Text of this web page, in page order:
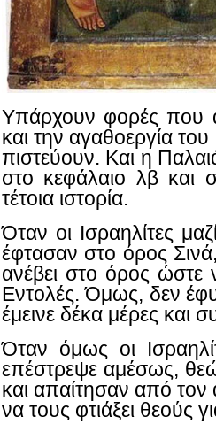
Υπάρχουν φορές που
και την αγαθοεργία
πιστεύουν. Και η
στο κεφάλαιο λβ και
τέτοια ιστορία.
Όταν οι Ισραηλίτες
έφτασαν στο όρος
ανέβει στο όρος ώστε
Εντολές. Όμως, δεν
έμεινε δέκα μέρες και
Όταν όμως οι
επέστρεψε αμέσως,
και απαίτησαν από τον
να τους φτιάξει θεούς